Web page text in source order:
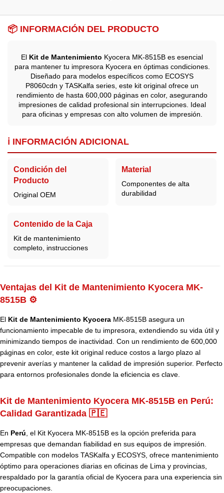
📦 INFORMACIÓN DEL PRODUCTO
El Kit de Mantenimiento Kyocera MK-8515B es esencial
para mantener tu impresora Kyocera en óptimas condiciones.
Diseñado para modelos específicos como ECOSYS
P8060cdn y TASKalfa series, este kit original ofrece un
rendimiento de hasta 600,000 páginas en color, asegurando
impresiones de calidad profesional sin interrupciones. Ideal
para oficinas y empresas con alto volumen de impresión.
ℹ️ INFORMACIÓN ADICIONAL
Condición del
Producto
Original OEM
Material
Componentes de alta
durabilidad
Contenido de la Caja
Kit de mantenimiento
completo, instrucciones
Ventajas del Kit de Mantenimiento Kyocera MK-
8515B ⚙️
El Kit de Mantenimiento Kyocera MK-8515B asegura un
funcionamiento impecable de tu impresora, extendiendo su vida útil y
minimizando tiempos de inactividad. Con un rendimiento de 600,000
páginas en color, este kit original reduce costos a largo plazo al
prevenir averías y mantener la calidad de impresión superior. Perfecto
para entornos profesionales donde la eficiencia es clave.
Kit de Mantenimiento Kyocera MK-8515B en Perú:
Calidad Garantizada 🇵🇪
En Perú, el Kit Kyocera MK-8515B es la opción preferida para
empresas que demandan fiabilidad en sus equipos de impresión.
Compatible con modelos TASKalfa y ECOSYS, ofrece mantenimiento
óptimo para operaciones diarias en oficinas de Lima y provincias,
respaldado por la garantía oficial de Kyocera para una experiencia sin
preocupaciones.